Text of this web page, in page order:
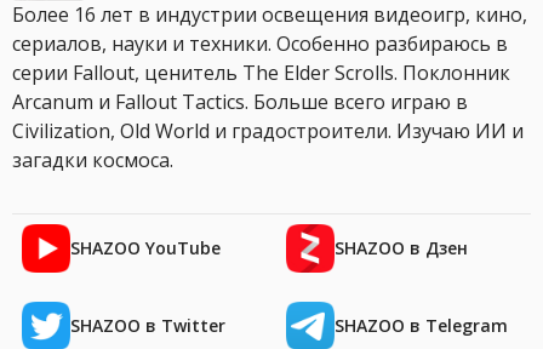
Более 16 лет в индустрии освещения видеоигр, кино,
сериалов, науки и техники. Особенно разбираюсь в
серии Fallout, ценитель The Elder Scrolls. Поклонник
Arcanum и Fallout Tactics. Больше всего играю в
Civilization, Old World и градостроители. Изучаю ИИ и
загадки космоса.
SHAZOO YouTube SHAZOO в Дзен
SHAZOO в Twitter SHAZOO в Telegram